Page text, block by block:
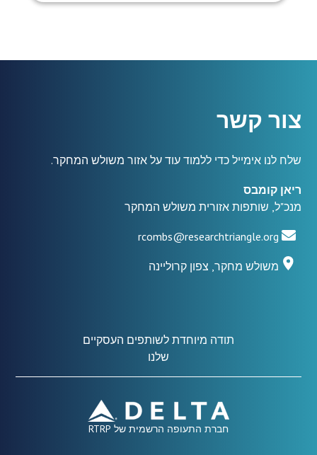
צור קשר
שלח לנו אימייל כדי ללמוד עוד על אזור משולש המחקר.
ריאן קומבס
מנכ"ל, שותפות אזורית משולש המחקר
rcombs@researchtriangle.org
משולש מחקר, צפון קרוליינה
תודה מיוחדת לשותפים העסקיים
שלנו
חברת התעופה הרשמית של RTRP